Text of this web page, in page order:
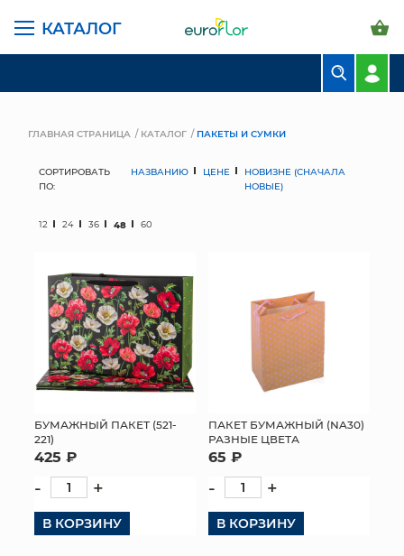
КАТАЛОГ
ГОРШКИ И КАШПО
ГРУНТЫ И УДОБРЕНИЯ
ПРЕДМЕТЫ ИНТЕРЬЕРА
ВАЗЫ
МЯГКИЕ ИГРУШКИ
КОРЗИНЫ
ЯЩИКИ
ГЛАВНАЯ СТРАНИЦА КАТАЛОГ ПАКЕТЫ И СУМКИ
СОРТИРОВАТЬ
ПО:
НАЗВАНИЮ ЦЕНЕ
НОВИЗНЕ (СНАЧАЛА
НОВЫЕ)
12 24 36 48 60
БУМАЖНЫЙ ПАКЕТ (521-
221)
425 ₽
- +
В КОРЗИНУ
ПАКЕТ БУМАЖНЫЙ (NA30)
РАЗНЫЕ ЦВЕТА
65 ₽
- +
В КОРЗИНУ